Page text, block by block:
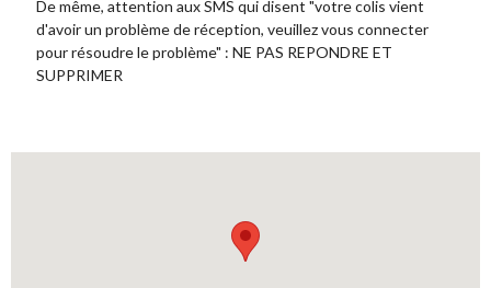
De même, attention aux SMS qui disent "votre colis vient
d'avoir un problème de réception, veuillez vous connecter
pour résoudre le problème" : NE PAS REPONDRE ET
SUPPRIMER